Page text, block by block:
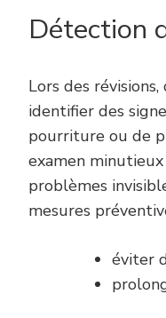
Détection
Lors des
identifier des
pourriture ou de
examen
problèmes
mesures
éviter